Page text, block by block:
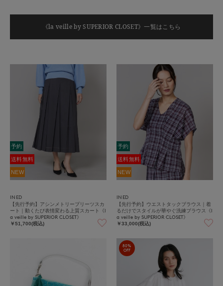
《la veille by SUPERIOR CLOSET》一覧はこちら
予約
送料無料
NEW
INED
【先行予約】アシンメトリープリーツスカ
ート｜動くたび表情変わる上質スカート《l
a veille by SUPERIOR CLOSET》
￥51,700(税込)
予約
送料無料
NEW
INED
【先行予約】ウエストタックブラウス｜着
るだけでスタイルが華やぐ洗練ブラウス《l
a veille by SUPERIOR CLOSET》
￥33,000(税込)
80%
OFF